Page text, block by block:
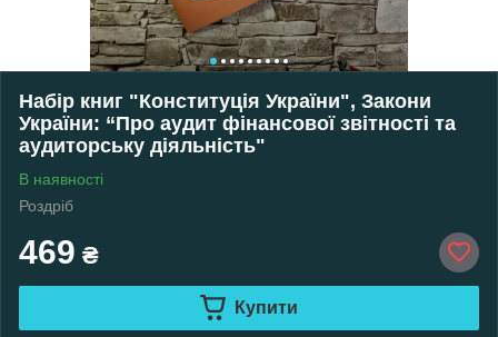
Набір книг "Конституція України", Закони
України: “Про аудит фінансової звітності та
аудиторську діяльність"
В наявності
Роздріб
469 ₴
Купити